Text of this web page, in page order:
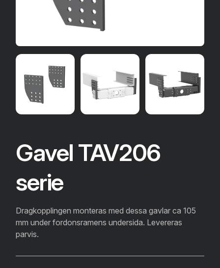
Gavel TAV206
serie
Dragkopplingen monteras med dessa gavlar ca 105
mm under fordonsramens undersida. Levereras
parvis.